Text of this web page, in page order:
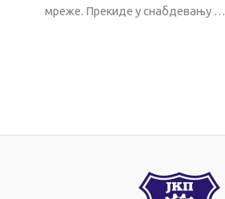
мреже. Прекиде у снабдевању …